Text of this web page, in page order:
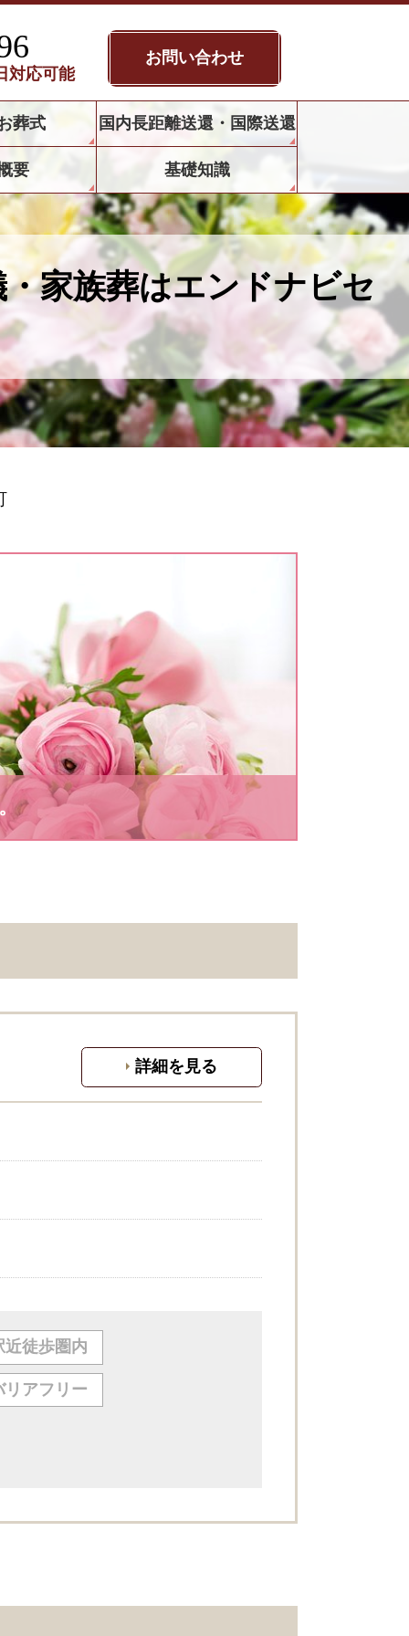
家族葬はエンドナビセ
対応可能
お問い合わせ
葬式 国内長距離送還・国際送還
要 基礎知識
詳細を見る
近徒歩圏内
リアフリー